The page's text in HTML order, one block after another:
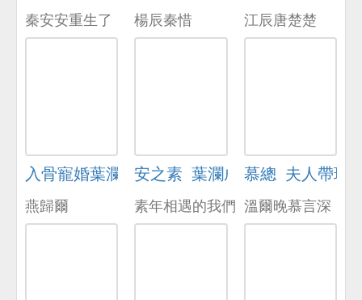
秦安安重生了 楊辰秦惜 江辰唐楚楚
入骨寵婚葉瀾成安之素
燕歸爾
安之素_葉瀾成
素年相遇的我們
慕總_夫人帶球
溫爾晚慕言深